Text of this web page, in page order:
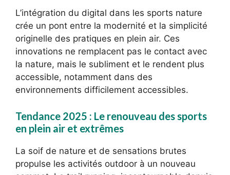
L’intégration du digital dans les sports nature
crée un pont entre la modernité et la simplicité
originelle des pratiques en plein air. Ces
innovations ne remplacent pas le contact avec
la nature, mais le subliment et le rendent plus
accessible, notamment dans des
environnements difficilement accessibles.
Tendance 2025 : Le renouveau des sports
en plein air et extrêmes
La soif de nature et de sensations brutes
propulse les activités outdoor à un nouveau